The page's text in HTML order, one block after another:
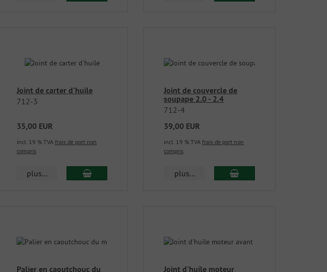
Joint de carter d'huile
712-3
35,00 EUR
incl. 19 % TVA frais de port non
compris
plus...
Joint de couvercle de
soupape 2.0 - 2.4
712-4
39,00 EUR
incl. 19 % TVAfrais de port non
compris
plus...
Palier en caoutchouc du
Joint d'huile moteur